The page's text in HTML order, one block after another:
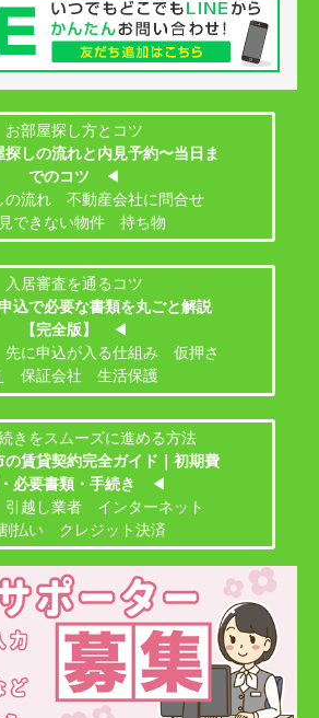
お部屋探し方とコツ
しの流れと内見予約〜当日ま
でのコツ
◀
の流れ 不動産会社に問合せ
できない物件 持ち物
入居審査を通るコツ
込で必要な書類を丸ごと解説
【完全版】
◀
に申込が入る仕組み 仮押さ
保証会社 生活保護
きをスムーズに進める方法
賃貸契約完全ガイド｜初期費
必要書類・手続き
◀
越し業者 インターネット
払い クレジット決済